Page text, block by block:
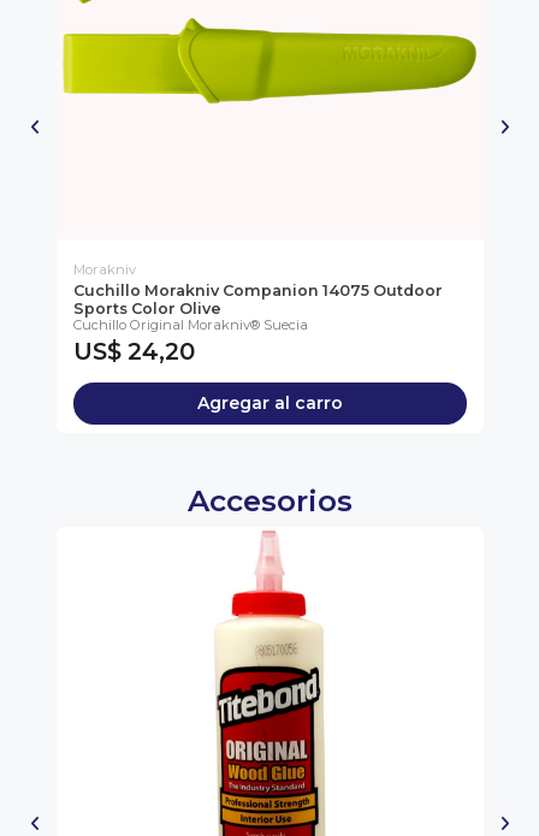
Morakniv
Cuchillo Morakniv Companion 14075 Outdoor
Sports Color Olive
Cuchillo Original Morakniv® Suecia
US$ 24,20
Agregar al carro
Accesorios